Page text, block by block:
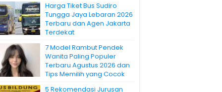
Harga Tiket Bus Sudiro
Tungga Jaya Lebaran 2026
Terbaru dan Agen Jakarta
Terdekat
7 Model Rambut Pendek
Wanita Paling Populer
Terbaru Agustus 2026 dan
Tips Memilih yang Cocok
5 Rekomendasi Jurusan